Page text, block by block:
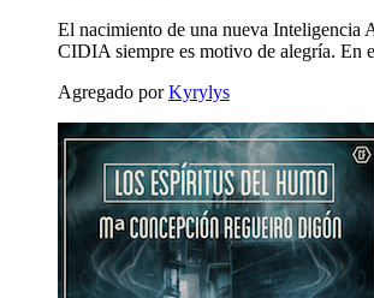
El nacimiento de una nueva Inteligencia
CIDIA siempre es motivo de alegría. En
Agregado porKyrylys